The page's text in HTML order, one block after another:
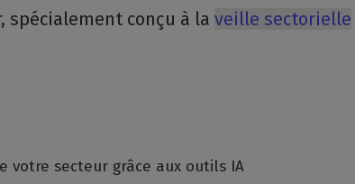
spécialement conçu à la veille sectorielle
votre secteur grâce aux outils IA